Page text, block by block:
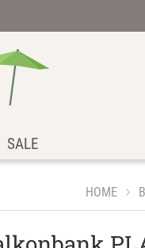
SALE
HOME